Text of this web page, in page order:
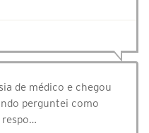
de médico e chegou
perguntei como
respo…